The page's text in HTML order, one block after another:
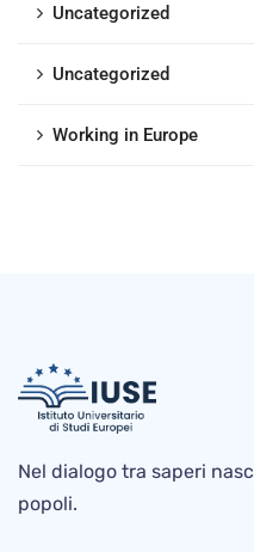
Uncategorized
Uncategorized
Working in Europe
Nel dialogo tra saperi
popoli.